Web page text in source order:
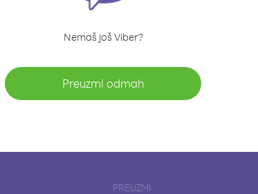
Nemaš još Viber?
Preuzmi odmah
PREUZMI